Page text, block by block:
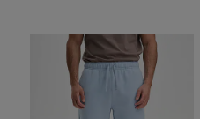
Valitse 2, maksa 44,99€